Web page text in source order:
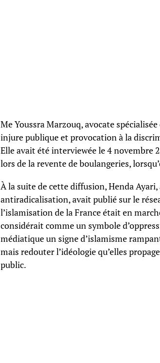
Me Youssra Marzouq, avocate
injure publique et provocation à la
Elle avait été interviewée le 4 novembre
lors de la revente de boulangeries,
À la suite de cette diffusion, Henda
antiradicalisation, avait publié sur le
l’islamisation de la France était en
considérait comme un symbole
médiatique un signe d’islamisme
mais redouter l’idéologie qu’elles
public.